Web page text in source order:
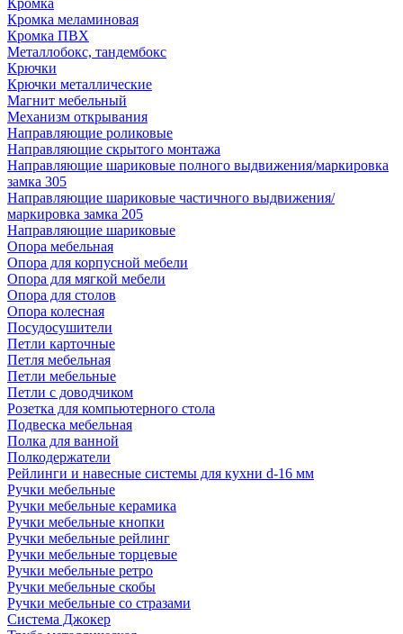
Кромка
Кромка меламиновая
Кромка ПВХ
Металлобокс, тандембокс
Крючки
Крючки металлические
Магнит мебельный
Механизм открывания
Направляющие роликовые
Направляющие скрытого монтажа
Направляющие шариковые полного выдвижения/маркировка
замка 305
Направляющие шариковые частичного выдвижения/
маркировка замка 205
Направляющие шариковые
Опора мебельная
Опора для корпусной мебели
Опора для мягкой мебели
Опора для столов
Опора колесная
Посудосушители
Петли карточные
Петля мебельная
Петли мебельные
Петли с доводчиком
Розетка для компьютерного стола
Подвеска мебельная
Полка для ванной
Полкодержатели
Рейлинги и навесные системы для кухни d-16 мм
Ручки мебельные
Ручки мебельные керамика
Ручки мебельные кнопки
Ручки мебельные рейлинг
Ручки мебельные торцевые
Ручки мебельные ретро
Ручки мебельные скобы
Ручки мебельные со стразами
Система Джокер